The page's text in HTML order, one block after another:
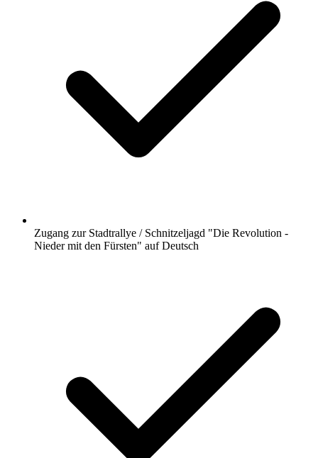
Zugang zur Stadtrallye / Schnitzeljagd "Die Revolution -
Nieder mit den Fürsten" auf Deutsch